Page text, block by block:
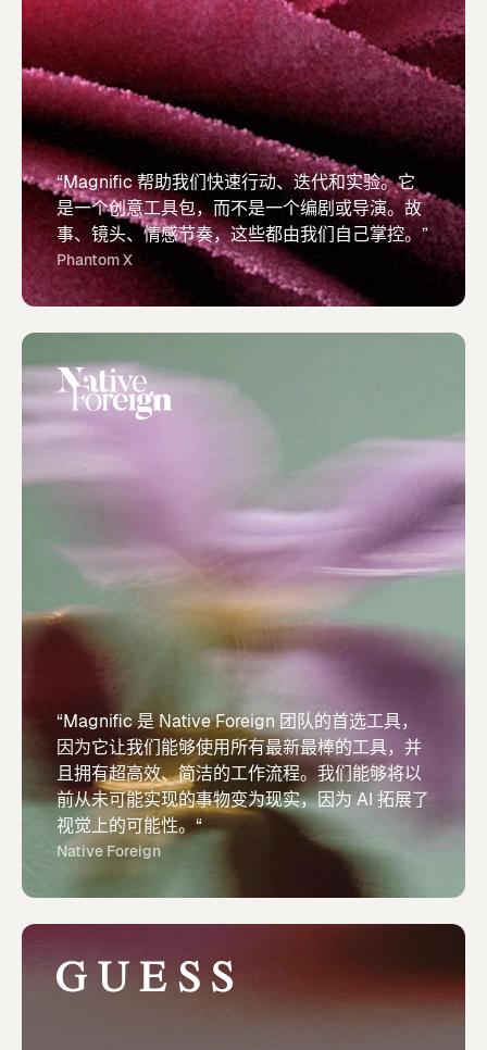
“Magnific 帮助我们快速行动、迭代和实验。它
是一个创意工具包，而不是一个编剧或导演。故
事、镜头、情感节奏，这些都由我们自己掌控。”
Phantom X
“Magnific 是 Native Foreign 团队的首选工具，
因为它让我们能够使用所有最新最棒的工具，并
且拥有超高效、简洁的工作流程。我们能够将以
前从未可能实现的事物变为现实，因为 AI 拓展了
视觉上的可能性。“
Native Foreign